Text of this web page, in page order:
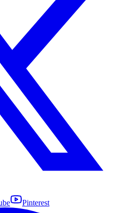
Pinterest